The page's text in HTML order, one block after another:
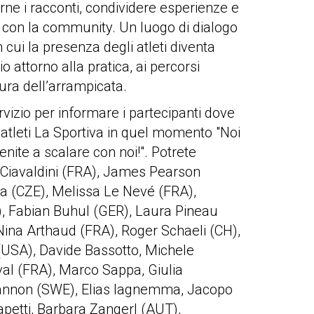
i racconti, condividere esperienze e
la community. Un luogo di dialogo
cui la presenza degli atleti diventa
attorno alla pratica, ai percorsi
dell’arrampicata.
per informare i partecipanti dove
La Sportiva in quel momento "Noi
a scalare con noi!". Potrete
(FRA), James Pearson
(CZE), Melissa Le Nevé (FRA),
Fabian Buhul (GER), Laura Pineau
Arthaud (FRA), Roger Schaeli (CH),
Davide Bassotto, Michele
(FRA), Marco Sappa, Giulia
(SWE), Elias Iagnemma, Jacopo
Barbara Zangerl (AUT),